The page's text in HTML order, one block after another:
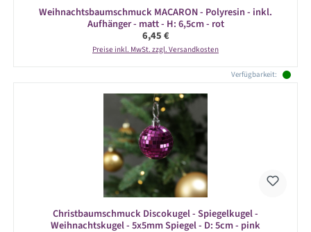
Weihnachtsbaumschmuck MACARON - Polyresin - inkl.
Aufhänger - matt - H: 6,5cm - rot
Regulärer Preis:
6,45 €
Preise inkl. MwSt. zzgl. Versandkosten
Verfügbarkeit:
Christbaumschmuck Discokugel - Spiegelkugel -
Weihnachtskugel - 5x5mm Spiegel - D: 5cm - pink